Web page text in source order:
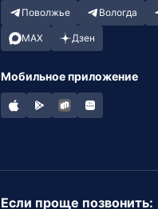
Поволжье Вологда
MAX Дзен
Мобильное приложение
Если проще позвонить: